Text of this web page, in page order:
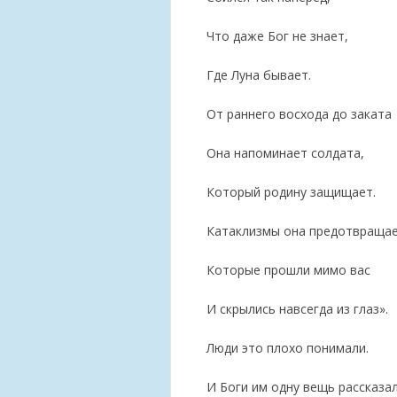
Что даже Бог не знает,
Где Луна бывает.
От раннего восхода до заката
Она напоминает солдата,
Который родину защищает.
Катаклизмы она
Которые прошли мимо вас
И скрылись навсегда из глаз».
Люди это плохо понимали.
И Боги им одну вещь